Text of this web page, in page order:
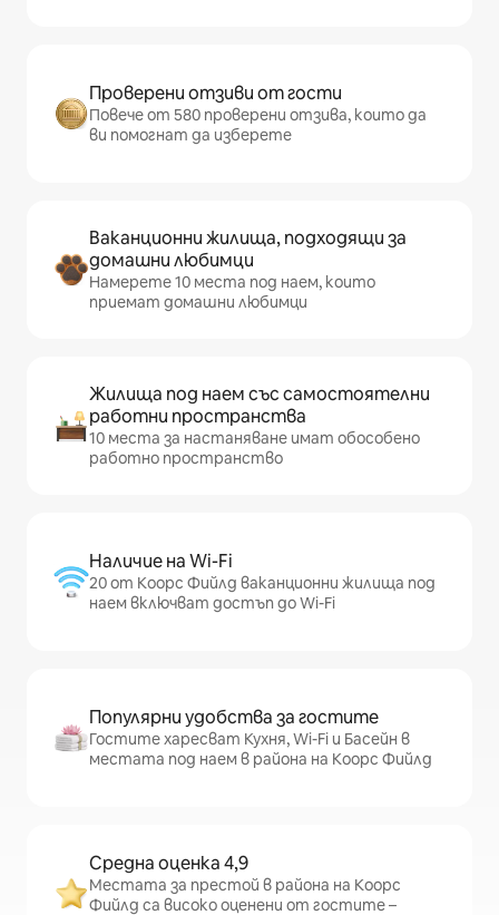
Проверени отзиви от гости
Повече от 580 проверени отзива, които да
ви помогнат да изберете
Ваканционни жилища, подходящи за
домашни любимци
Намерете 10 места под наем, които
приемат домашни любимци
Жилища под наем със самостоятелни
работни пространства
10 места за настаняване имат обособено
работно пространство
Наличие на Wi-Fi
20 от Коорс Фийлд ваканционни жилища под
наем включват достъп до Wi-Fi
Популярни удобства за гостите
Гостите харесват Кухня, Wi-Fi и Басейн в
местата под наем в района на Коорс Фийлд
Средна оценка 4,9
Местата за престой в района на Коорс
Фийлд са високо оценени от гостите –